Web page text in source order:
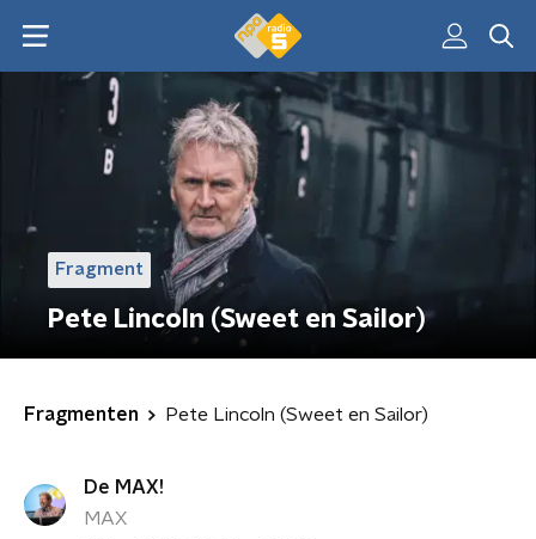
Fragment
Pete Lincoln (Sweet en Sailor)
Fragmenten Pete Lincoln (Sweet en Sailor)
De MAX!
MAX